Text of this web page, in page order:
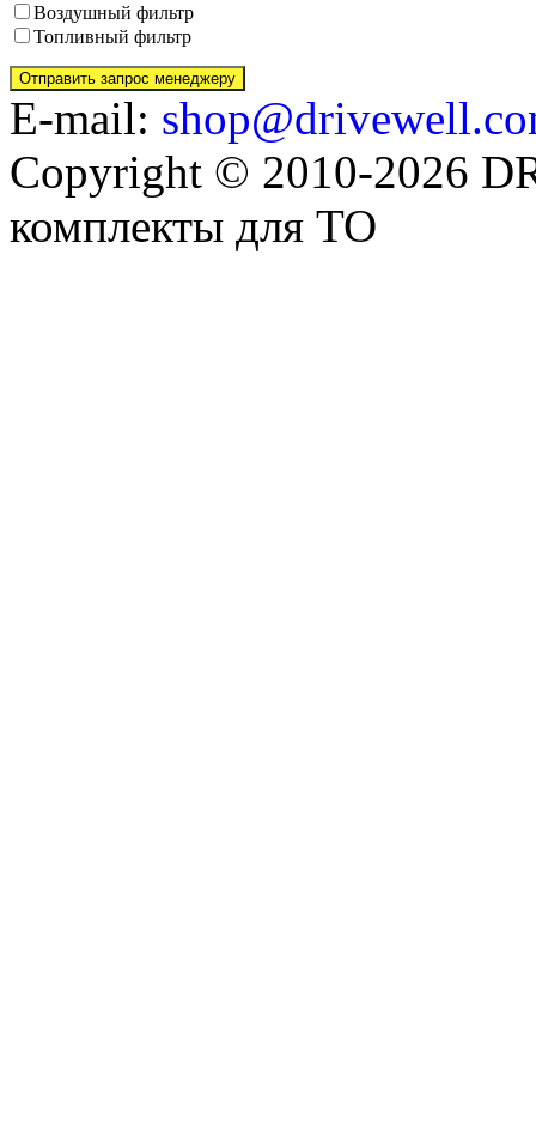
Воздушный фильтр
Топливный фильтр
E-mail:
Copyright © 2010-2026
комплекты для ТО